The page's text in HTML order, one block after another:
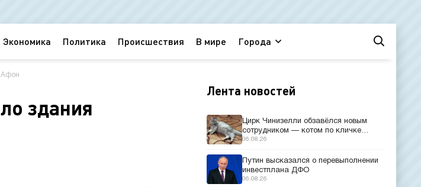
Экономика Политика Происшествия В мире Города
Афон
здания
Лента новостей
Цирк Чинизелли обзавёлся новым
сотрудником — котом по кличке
Манеж из Эрмитажа
06.08.26
Путин высказался о перевыполнении
инвестплана ДФО
06.08.26